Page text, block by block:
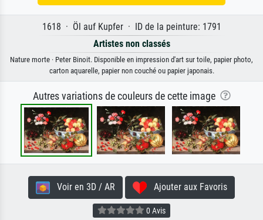
1618 · Öl auf Kupfer · ID de la peinture: 1791
Artistes non classés
Nature morte · Peter Binoit. Disponible en impression d'art sur toile, papier photo,
carton aquarelle, papier non couché ou papier japonais.
Autres variations de couleurs de cette image
Voir en 3D / AR Ajouter aux Favoris
0 Avis